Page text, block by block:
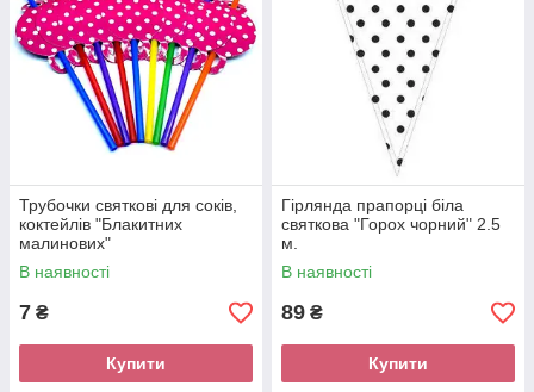
Трубочки святкові для соків,
коктейлів "Блакитних
малинових"
В наявності
7 ₴
Купити
Гірлянда прапорці біла
святкова "Горох чорний" 2.5
м.
В наявності
89 ₴
Купити